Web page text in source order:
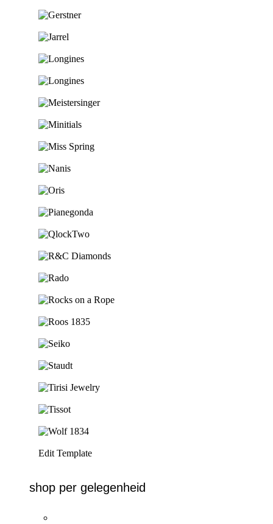
Edit Template
shop per gelegenheid